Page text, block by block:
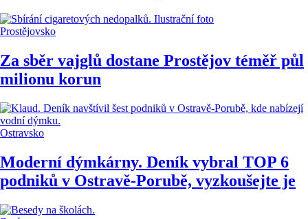
Prostějovsko
Za sběr vajglů dostane Prostějov téměř půl
milionu korun
Ostravsko
Moderní dýmkárny. Deník vybral TOP 6
podniků v Ostravě-Porubě, vyzkoušejte je